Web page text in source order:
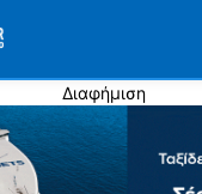
Διαφήμιση